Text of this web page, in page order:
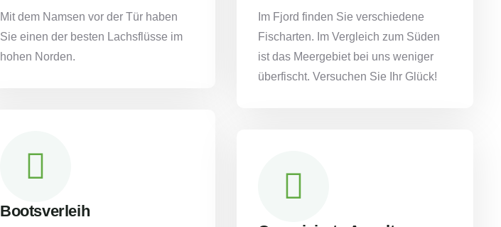
Mit dem Namsen vor der Tür haben
Sie einen der besten Lachsflüsse im
hohen Norden.
Bootsverleih
Im Fjord finden Sie verschiedene
Fischarten. Im Vergleich zum Süden
ist das Meergebiet bei uns weniger
überfischt. Versuchen Sie Ihr Glück!